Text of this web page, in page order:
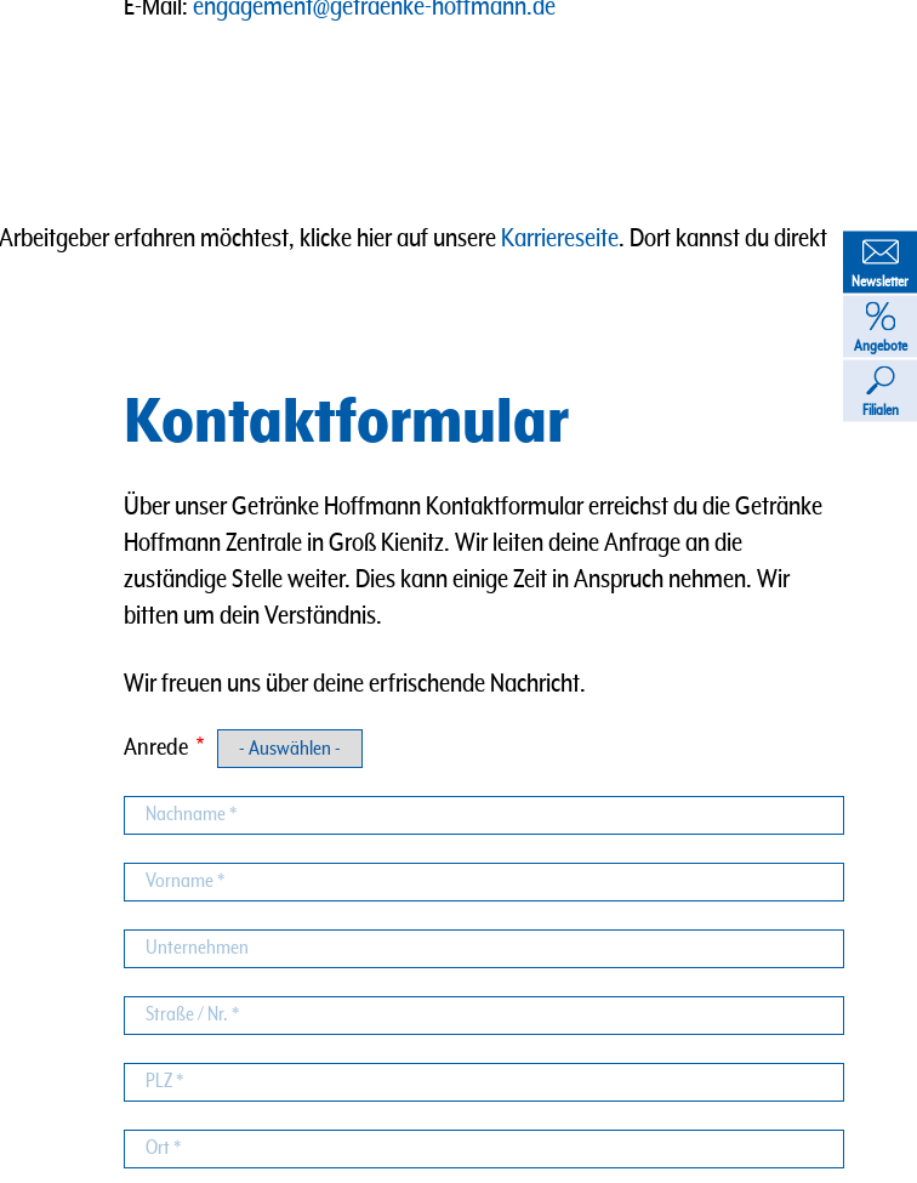
E-Mail: engagement@getraenke-hoffmann.de
erfahren möchtest, klicke hier auf unsere Karriereseite. Dort kannst du direkt
Kontaktformular
Über unser Getränke Hoffmann Kontaktformular erreichst du die Getränke
Hoffmann Zentrale in Groß Kienitz. Wir leiten deine Anfrage an die
zuständige Stelle weiter. Dies kann einige Zeit in Anspruch nehmen. Wir
bitten um dein Verständnis.
Wir freuen uns über deine erfrischende Nachricht.
Anrede
Nachname
Vorname
Unternehmen
Straße
/
Nr.
PLZ
Ort
Newsletter
Angebote
Filialen